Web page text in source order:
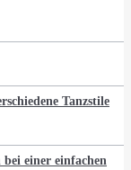
Tanzstile
einer einfachen